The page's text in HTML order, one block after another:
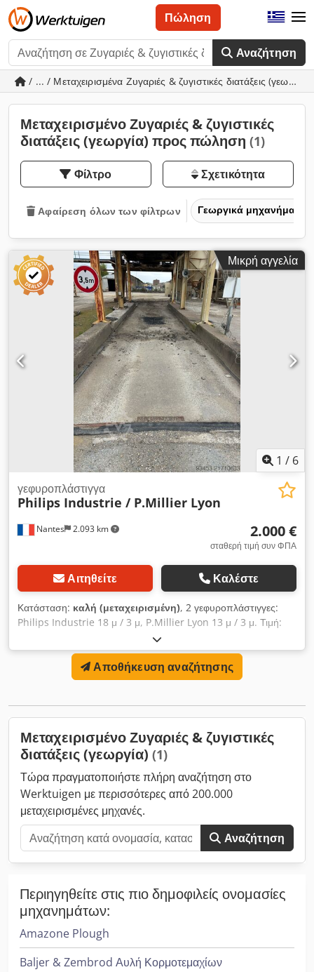
Αναζήτηση
Πώληση
/ ... / Μεταχειρισμένα Ζυγαριές & ζυγιστικές διατάξεις (γεωργία)
Μεταχειρισμένο Ζυγαριές & ζυγιστικές
διατάξεις (γεωργία) προς πώληση (1)
Φίλτρο Σχετικότητα
Αφαίρεση όλων των φίλτρων Γεωργικά μηχανήματα
Μικρή αγγελία
1 / 6
Nantes 2.093 km
γεφυροπλάστιγγα
Philips Industrie / P.Millier Lyon
2.000 €
σταθερή τιμή συν ΦΠΑ
Αιτηθείτε Καλέστε
Κατάσταση: καλή (μεταχειρισμένη), 2 γεφυροπλάστιγγες:
Philips Industrie 18 μ / 3 μ, P.Millier Lyon 13 μ / 3 μ. Τιμή:
2.000€ έκαστη. Dcedey Av Hlepfx Abkok
Αποθήκευση αναζήτησης
Μεταχειρισμένο Ζυγαριές & ζυγιστικές
διατάξεις (γεωργία) (1)
Τώρα πραγματοποιήστε πλήρη αναζήτηση στο
Werktuigen με περισσότερες από 200.000
μεταχειρισμένες μηχανές.
Αναζήτηση
Περιηγηθείτε στις πιο δημοφιλείς ονομασίες
μηχανημάτων:
Amazone Plough
Baljer & Zembrod Αυλή Κορμοτεμαχίων